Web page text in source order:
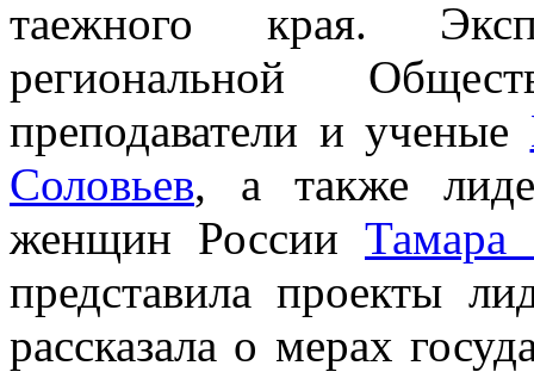
таежного края.
региональной
преподаватели и ученые
Соловьев, а также
женщин России Тамара
представила проекты
рассказала о мерах